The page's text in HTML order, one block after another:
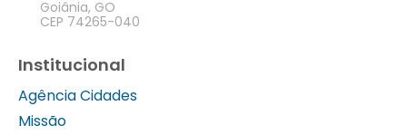
Goiânia, GO
CEP 74265-040
Institucional
Agência Cidades
Missão